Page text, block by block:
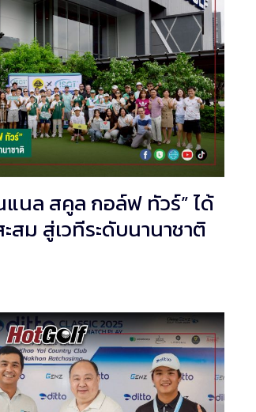
แนล สคูล กอล์ฟ ทัวร์” ได้
สม สู่เวทีระดับนานาชาติ